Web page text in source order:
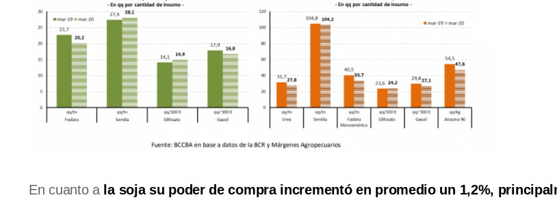
En cuanto a la soja su poder de compra incrementó en promedio un 1,2%,